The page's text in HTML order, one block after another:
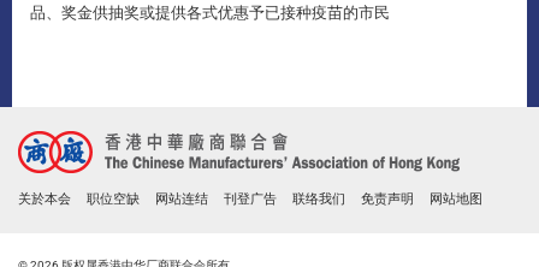
品、奖金供抽奖或提供各式优惠予已接种疫苗的市民
关於本会 职位空缺 网站连结 刊登广告 联络我们 免责声明 网站地图